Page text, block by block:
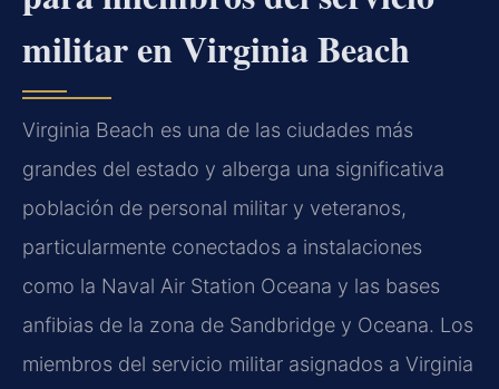
militar en Virginia Beach
Virginia Beach es una de las ciudades más
grandes del estado y alberga una significativa
población de personal militar y veteranos,
particularmente conectados a instalaciones
como la Naval Air Station Oceana y las bases
anfibias de la zona de Sandbridge y Oceana. Los
miembros del servicio militar asignados a Virginia